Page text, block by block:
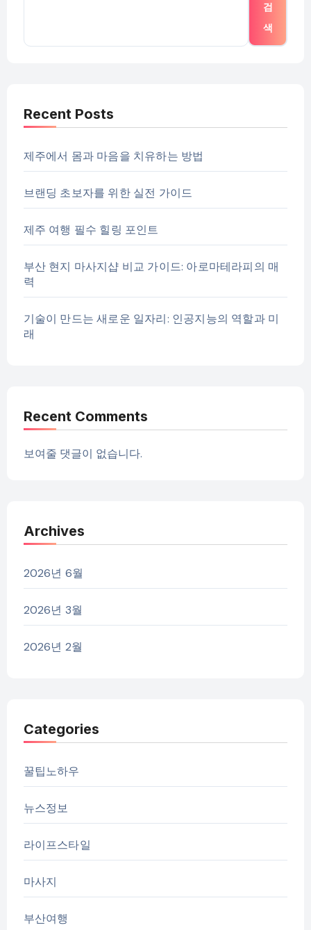
검
색
Recent Posts
제주에서 몸과 마음을 치유하는 방법
브랜딩 초보자를 위한 실전 가이드
제주 여행 필수 힐링 포인트
부산 현지 마사지샵 비교 가이드: 아로마테라피의 매
력
기술이 만드는 새로운 일자리: 인공지능의 역할과 미
래
Recent Comments
보여줄 댓글이 없습니다.
Archives
2026년 6월
2026년 3월
2026년 2월
Categories
꿀팁노하우
뉴스정보
라이프스타일
마사지
부산여행